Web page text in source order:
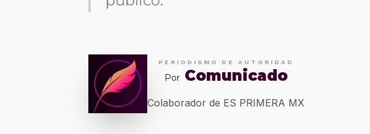
PERIODISMO DE AUTORIDAD
Por Comunicado
Colaborador de ES PRIMERA MX